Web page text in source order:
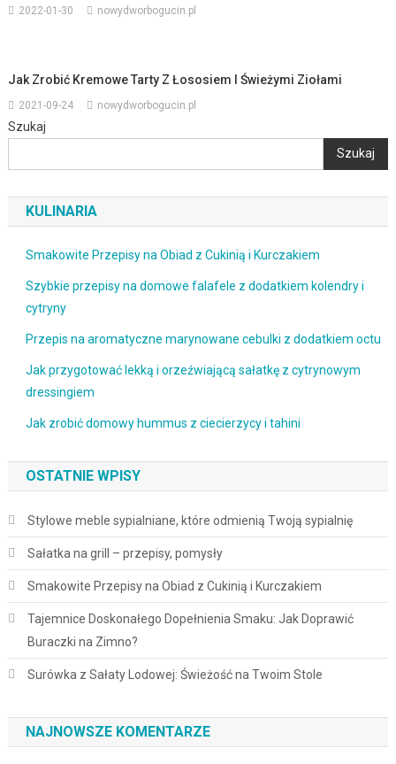
2022-01-30 nowydworbogucin.pl
Jak Zrobić Kremowe Tarty Z Łososiem I Świeżymi Ziołami
2021-09-24 nowydworbogucin.pl
Szukaj
Szukaj
KULINARIA
Smakowite Przepisy na Obiad z Cukinią i Kurczakiem
Szybkie przepisy na domowe falafele z dodatkiem kolendry i
cytryny
Przepis na aromatyczne marynowane cebulki z dodatkiem octu
Jak przygotować lekką i orzeźwiającą sałatkę z cytrynowym
dressingiem
Jak zrobić domowy hummus z ciecierzycy i tahini
OSTATNIE WPISY
Stylowe meble sypialniane, które odmienią Twoją sypialnię
Sałatka na grill – przepisy, pomysły
Smakowite Przepisy na Obiad z Cukinią i Kurczakiem
Tajemnice Doskonałego Dopełnienia Smaku: Jak Doprawić
Buraczki na Zimno?
Surówka z Sałaty Lodowej: Świeżość na Twoim Stole
NAJNOWSZE KOMENTARZE